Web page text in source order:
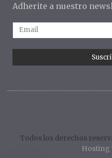
Adherite a nuestro
Todos los derechos
Hosting